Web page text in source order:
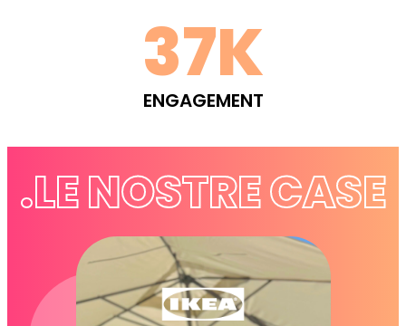
37K
ENGAGEMENT
.LE NOSTRE CASE